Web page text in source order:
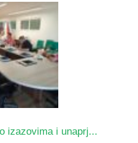
izazovima i unaprj...